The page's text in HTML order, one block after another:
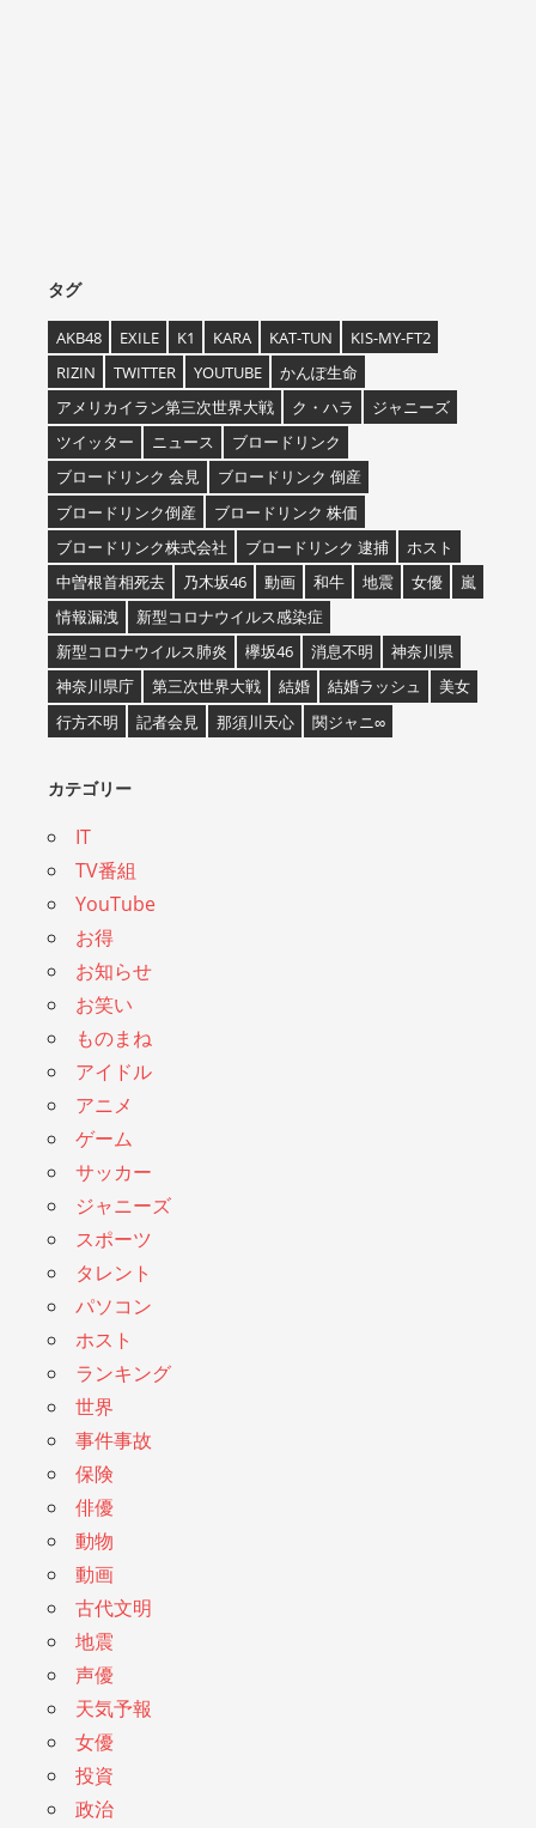
タグ
AKB48 EXILE K1 KARA KAT-TUN
KIS-MY-FT2
RIZIN
TWITTER YOUTUBE
かんぽ生命
アメリカイラン第三次世界大戦
ク・ハラ
ジャニーズ
ツイッター
ニュース
ブロードリンク
ブロードリンク 会見
ブロードリンク 倒産
ブロードリンク倒産
ブロードリンク 株価
ブロードリンク株式会社
ブロードリンク 逮捕
ホスト
中曽根首相死去
乃木坂46 動画 和牛 地震 女優
嵐
情報漏洩
新型コロナウイルス感染症
新型コロナウイルス肺炎
欅坂46 消息不明
神奈川県
神奈川県庁
第三次世界大戦 結婚 結婚ラッシュ
美女
行方不明
記者会見 那須川天心 関ジャニ∞
カテゴリー
IT
TV番組
YouTube
お得
お知らせ
お笑い
ものまね
アイドル
アニメ
ゲーム
サッカー
ジャニーズ
スポーツ
タレント
パソコン
ホスト
ランキング
世界
事件事故
保険
俳優
動物
動画
古代文明
地震
声優
天気予報
女優
投資
政治